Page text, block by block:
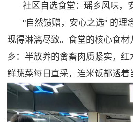
社区自选食堂：瑶乡风味，
"自然馈赠，安心之选" 的理
现得淋漓尽致。食堂的核心食材
乡：半放养的禽畜肉质紧实，
鲜蔬菜每日直采，连米饭都透着